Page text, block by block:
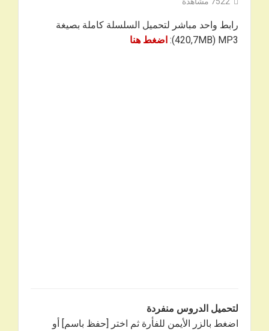
رابط واحد مباشر لتحميل السلسلة كاملة بصيغة
420,7MB) MP3):
اضغط هنا
لتحميل الدروس منفردة
اضغط بالزر الأيمن للفأرة ثم اختر [حفظ باسم] أو